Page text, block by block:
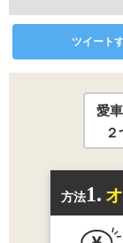
ツイート
愛
方法1.